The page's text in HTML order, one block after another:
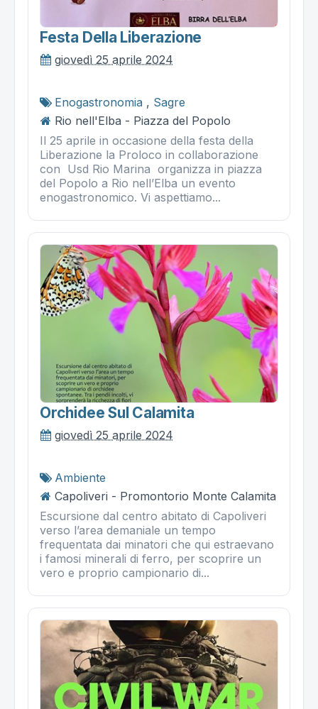
Festa Della Liberazione
giovedì 25 aprile 2024
Enogastronomia , Sagre
Rio nell'Elba - Piazza del Popolo
Il 25 aprile in occasione della festa della
Liberazione la Proloco in collaborazione
con Usd Rio Marina organizza in piazza
del Popolo a Rio nell’Elba un evento
enogastronomico. Vi aspettiamo...
Orchidee Sul Calamita
giovedì 25 aprile 2024
Ambiente
Capoliveri - Promontorio Monte Calamita
Escursione dal centro abitato di Capoliveri
verso l’area demaniale un tempo
frequentata dai minatori che qui estraevano
i famosi minerali di ferro, per scoprire un
vero e proprio campionario di...